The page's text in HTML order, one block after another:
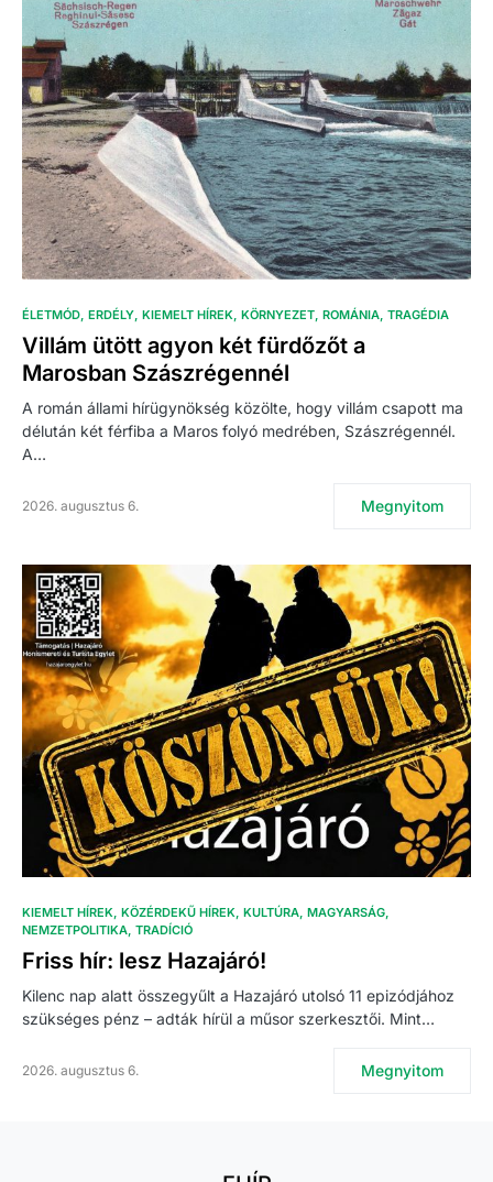
ÉLETMÓD ERDÉLY KIEMELT HÍREK KÖRNYEZET ROMÁNIA TRAGÉDIA
Villám ütött agyon két fürdőzőt a
Marosban Szászrégennél
A román állami hírügynökség közölte, hogy villám csapott ma
délután két férfiba a Maros folyó medrében, Szászrégennél.
A…
2026. augusztus 6. Megnyitom
KIEMELT HÍREK KÖZÉRDEKŰ HÍREK KULTÚRA MAGYARSÁG
NEMZETPOLITIKA TRADÍCIÓ
Friss hír: lesz Hazajáró!
Kilenc nap alatt összegyűlt a Hazajáró utolsó 11 epizódjához
szükséges pénz – adták hírül a műsor szerkesztői. Mint…
2026. augusztus 6. Megnyitom